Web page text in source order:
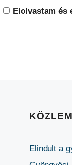
Elolvastam és
Elindult a